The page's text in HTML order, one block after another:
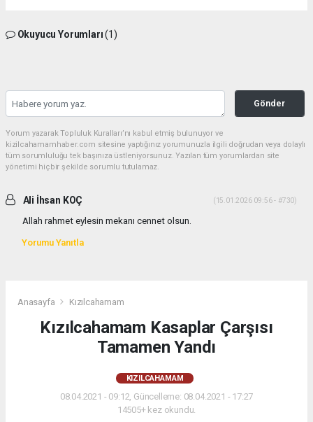
Okuyucu Yorumları(1)
Gönder
Yorum yazarak Topluluk Kuralları’nı kabul etmiş bulunuyor ve
kizilcahamamhaber.com sitesine yaptığınız yorumunuzla ilgili doğrudan veya dolaylı
tüm sorumluluğu tek başınıza üstleniyorsunuz. Yazılan tüm yorumlardan site
yönetimi hiçbir şekilde sorumlu tutulamaz.
Ali İhsan KOÇ (15.01.2026 09:56 - #730)
Allah rahmet eylesin mekanı cennet olsun.
Yorumu Yanıtla
Anasayfa Kızılcahamam
Kızılcahamam Kasaplar Çarşısı
Tamamen Yandı
KIZILCAHAMAM
08.04.2021 - 09:12, Güncelleme: 08.04.2021 - 17:27
14505+ kez okundu.